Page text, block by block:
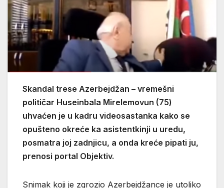
Skandal trese Azerbejdžan – vremešni
političar Huseinbala Mirelemovun (75)
uhvaćen je u kadru videosastanka kako se
opušteno okreće ka asistentkinji u uredu,
posmatra joj zadnjicu, a onda kreće pipati ju,
prenosi portal Objektiv.
Snimak koji je zgrozio Azerbejdžance je utoliko